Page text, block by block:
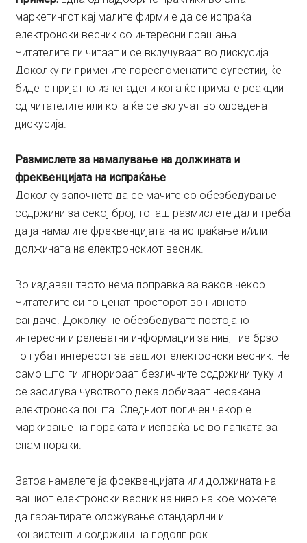
маркетингот кај малите фирми е да се испраќа
електронски весник со интересни прашања.
Читателите ги читаат и се вклучуваат во дискусија.
Доколку ги примените гореспоменатите сугестии, ќе
бидете пријатно изненадени кога ќе примате реакции
од читателите или кога ќе се вклучат во одредена
дискусија.
Размислете за намалување на должината и
фреквенцијата на испраќање
Доколку започнете да се мачите со обезбедување
содржини за секој број, тогаш размислете дали треба
да ја намалите фреквенцијата на испраќање и/или
должината на електронскиот весник.
Во издаваштвото нема поправка за ваков чекор.
Читателите си го ценат просторот во нивното
сандаче. Доколку не обезбедувате постојано
интересни и релеватни информации за нив, тие брзо
го губат интересот за вашиот електронски весник. Не
само што ги игнорираат безличните содржини туку и
се засилува чувството дека добиваат несакана
електронска пошта. Следниот логичен чекор е
маркирање на пораката и испраќање во папката за
спам пораки.
Затоа намалете ја фреквенцијата или должината на
вашиот електронски весник на ниво на кое можете
да гарантирате одржување стандардни и
конзистентни содржини на подолг рок.